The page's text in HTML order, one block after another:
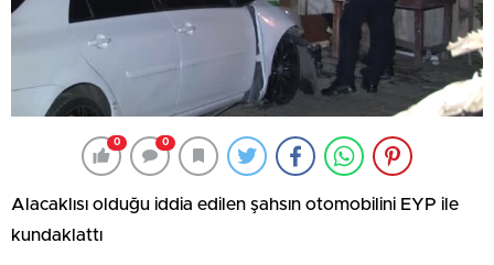
0 0
Alacaklısı olduğu iddia edilen şahsın otomobilini EYP ile
kundaklattı